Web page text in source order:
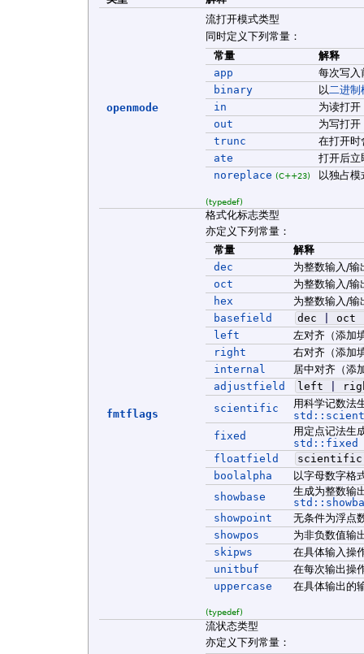
openmode
流打开模式类型
同时定义下列常量：
常量
解释
app
每次写入
binary
以 二进制
in
为读打开
out
为写打开
trunc
在打开时
ate
打开后立
noreplace (C++23) 以独占模
(typedef)
fmtflags
格式化标志类型
亦定义下列常量：
常量
解释
dec
为整数输入/
oct
为整数输入/
hex
为整数输入/
basefield
dec oct
left
左对齐（添加
right
右对齐（添加
internal
居中对齐（添
adjustfield
left
scientific
用科学记数法
fixed
用定点记法生
std::fixed
floatfield
boolalpha
以字母数字格
showbase
生成为整数输
showpoint
无条件为浮点
showpos
为非负数值输
skipws
在具体输入操
unitbuf
在每次输出操
uppercase
在具体输出的
(typedef)
流状态类型
亦定义下列常量：